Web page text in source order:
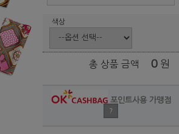
색상
총 상품 금액 0 원
포인트사용 가맹점
?